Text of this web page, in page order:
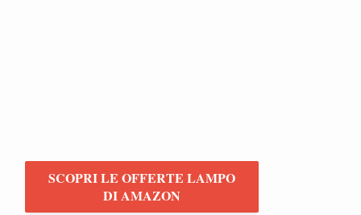
SCOPRI LE OFFERTE LAMPO
DI AMAZON